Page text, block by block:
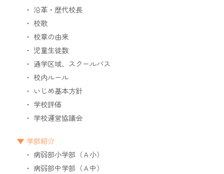
沿革・歴代校長
校歌
校章の由来
児童生徒数
通学区域、スクールバス
校内ルール
いじめ基本方針
学校評価
学校運営協議会
学部紹介
病弱部小学部（Ａ小）
病弱部中学部（Ａ中）